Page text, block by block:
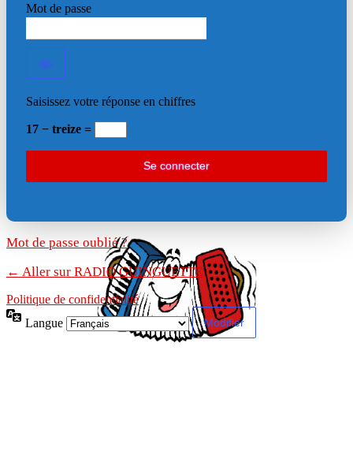
Mot de passe
Saisissez votre réponse en chiffres
17 − treize =
Mot de passe oublié ?
← Aller sur RADIO GUINGUETTE
Politique de confidentialité
Langue